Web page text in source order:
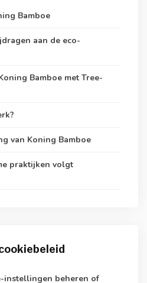
Bamboe
aan de eco-
Bamboe met Tree-
van Koning Bamboe
praktijken volgt
instellingen beheren of